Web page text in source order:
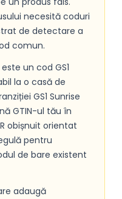
necesită coduri
de detectare a
comun.
un cod GS1
la o casă de
GS1 Sunrise
GTIN-ul tău în
obișnuit orientat
pentru
de bare existent
adaugă